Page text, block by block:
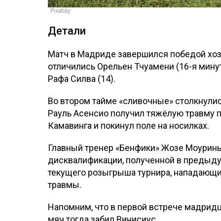
Pixabay
Детали
Матч в Мадриде завершился победой
отличились Орельен Тчуамени (16-я
Рафа Силва (14).
Во втором тайме «сливочные»
Рауль Асенсио получил тяжёлую травму
Камавинга и покинул поле на носилках.
Главный тренер «Бенфики» Жозе
дисквалификации, полученной в
текущего розыгрыша турнира,
травмы.
Напомним, что в первой встрече